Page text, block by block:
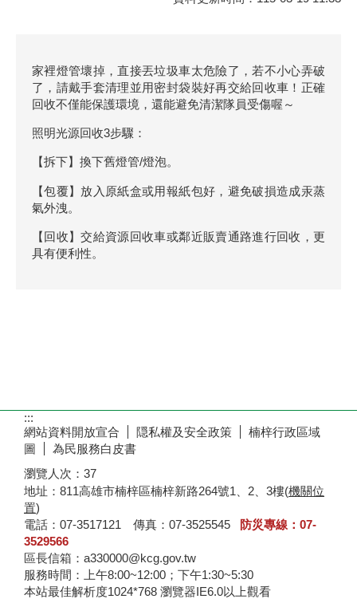
家裡燈管壞掉，直接丟垃圾車太危險了，若不小心弄破
了，請戴手套清理並用密封袋裝好再交給回收車！正確
回收不僅能保護環境，還能避免清潔隊員受傷喔～
照明光源回收3步驟：
【拆下】換下舊燈管/燈泡。
【包覆】放入原紙盒或用報紙包好，避免破損造成汞蒸
氣外洩。
【回收】交給資源回收車或鄰近販賣通路進行回收，更
具有便利性。
:::
網站資料開放宣合
隠私權及安全政策
楠梓行政區域
圖
為民服務白皮書
瀏覽人次： 37
地址：811高雄市楠梓區楠梓新路264號1、2、3樓(機關位
置)
電話：07-3517121 傳真：07-3525545
防災專線：07-
3529566
區長信箱：a330000@kcg.gov.tw
服務時間：上午8:00~12:00；下午1:30~5:30
本站最佳解析度1024*768 瀏覽器IE6.0以上觀看